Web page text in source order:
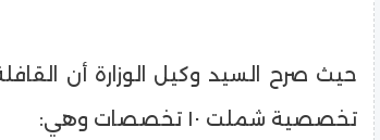
تخصصية شملت ١٠ تخصصات وهي: